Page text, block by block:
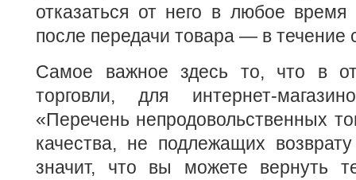
отказаться от него в любое
после передачи товара — в течение
Самое важное здесь то, что в
торговли, для интернет-
«Перечень непродовольственных
качества, не подлежащих
значит, что вы можете вернуть